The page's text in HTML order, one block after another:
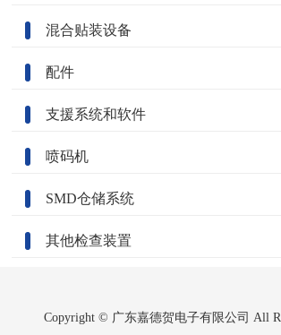
混合贴装设备
配件
支援系统和软件
喷码机
SMD仓储系统
其他检查装置
Copyright © 广东嘉德贺电子有限公司 All